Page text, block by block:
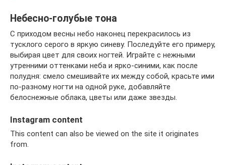
Небесно-голубые тона
С приходом весны небо наконец перекрасилось из
тусклого серого в яркую синеву. Последуйте его примеру,
выбирая цвет для своих ногтей. Играйте с нежными
утренними оттенками неба и ярко-синими, как после
полудня: смело смешивайте их между собой, красьте ими
по-разному ногти на одной руке, добавляйте
белоснежные облака, цветы или даже звезды.
Instagram content
This content can also be viewed on the site it originates
from.